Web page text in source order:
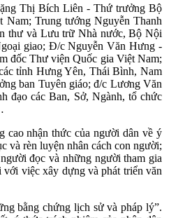
Thị Bích Liên - Thứ trưởng Bộ
Trung tướng Nguyễn Thanh
thư và Lưu trữ Nhà nước, Bộ Nội
giao; Đ/c Nguyễn Văn Hưng -
đốc Thư viện Quốc gia Việt Nam;
tỉnh Hưng Yên, Thái Bình, Nam
ban Tuyên giáo; đ/c Lương Văn
đạo các Ban, Sở, Ngành, tổ chức
cao nhận thức của người dân về ý
và rèn luyện nhân cách con người;
đọc và những người tham gia
với việc xây dựng và phát triển văn
bằng chứng lịch sử và pháp lý”.